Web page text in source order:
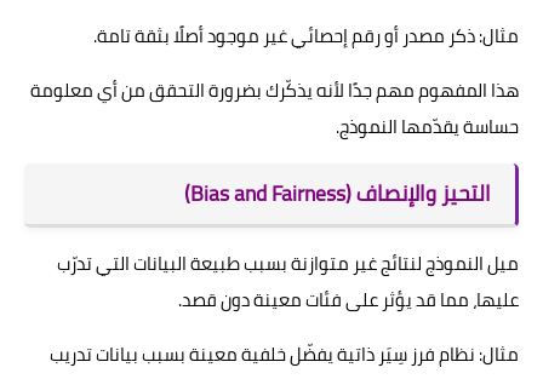
مثال: ذكر مصدر أو رقم إحصائي غير موجود أصلًا بثقة تامة.
هذا المفهوم مهم جدًا لأنه يذكّرك بضرورة التحقق من أي معلومة
حساسة يقدّمها النموذج.
التحيز والإنصاف (Bias and Fairness)
ميل النموذج لنتائج غير متوازنة بسبب طبيعة البيانات التي تدرّب
عليها، مما قد يؤثر على فئات معينة دون قصد.
مثال: نظام فرز سِيَر ذاتية يفضّل خلفية معينة بسبب بيانات تدريب